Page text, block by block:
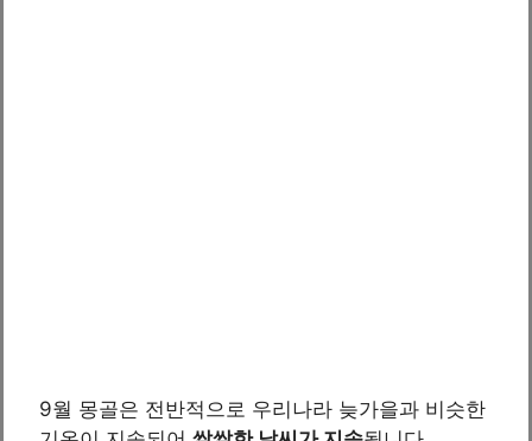
9월 몽골은 전반적으로 우리나라 늦가을과 비슷한